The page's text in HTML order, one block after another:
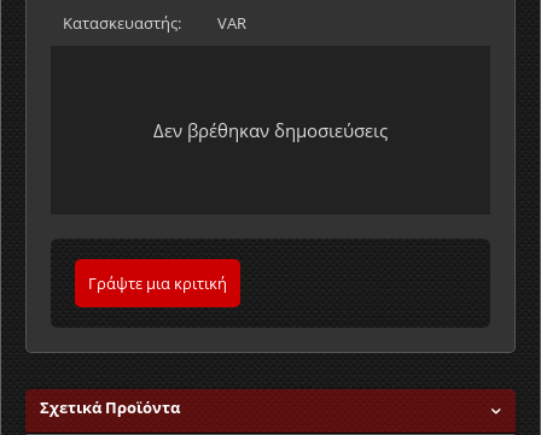
Κατασκευαστής:
VAR
Δεν βρέθηκαν δημοσιεύσεις
Γράψτε μια κριτική
Σχετικά Προϊόντα